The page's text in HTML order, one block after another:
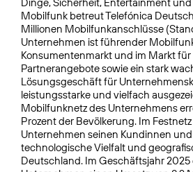
Mobilfunk betreut Telefónica
Millionen Mobilfunkanschlüsse
Unternehmen ist führender
Konsumentenmarkt und im Markt
Partnerangebote sowie ein stark
Lösungsgeschäft für
leistungsstarke und vielfach
Mobilfunknetz des Unternehmens
Prozent der Bevölkerung. Im
Unternehmen seinen Kundinnen
technologische Vielfalt und
Deutschland. Im Geschäftsjahr